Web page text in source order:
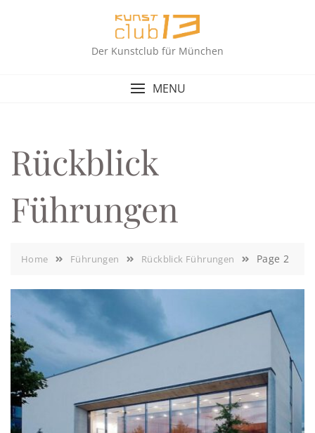
Der Kunstclub für München
MENU
Rückblick
Führungen
Home Führungen Rückblick Führungen Page 2